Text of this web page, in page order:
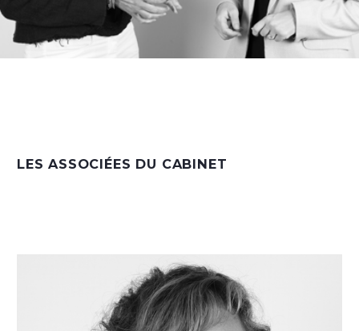
LES ASSOCIÉES DU CABINET